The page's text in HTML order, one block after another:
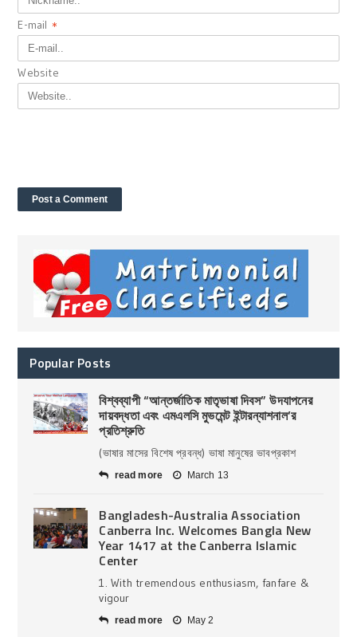
E-mail *
Website
Popular Posts
বিশ্বব্যাপী “আন্তর্জাতিক মাতৃভাষা দিবস” উদযাপনের
দায়বদ্ধতা এবং এমএলসি মুভমেন্ট ইন্টারন্যাশনাল’র
প্রতিশ্রুতি
(ভাষার মাসের বিশেষ প্রবন্ধ) ভাষা মানুষের ভাবপ্রকাশ
read more March 13
Bangladesh-Australia Association
Canberra Inc. Welcomes Bangla New
Year 1417 at the Canberra Islamic
Center
1. With tremendous enthusiasm, fanfare &
vigour
read more May 2